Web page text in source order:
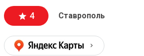
4 Ставрополь